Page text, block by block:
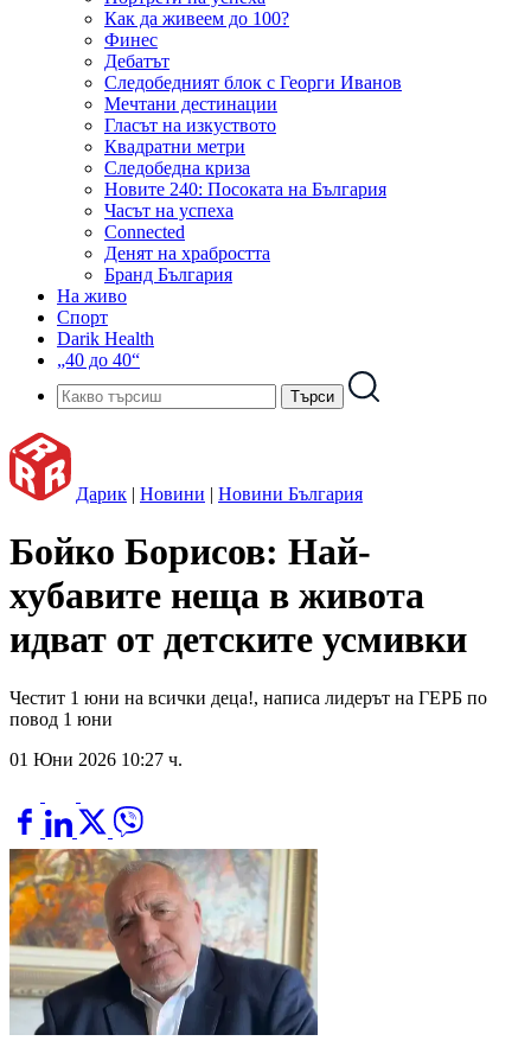
Как да живеем до 100?
Финес
Дебатът
Следобедният блок с Георги Иванов
Мечтани дестинации
Гласът на изкуството
Квадратни метри
Следобедна криза
Новите 240: Посоката на България
Часът на успеха
Connected
Денят на храбростта
Бранд България
На живо
Спорт
Darik Health
„40 до 40“
Дарик | Новини | Новини България
Бойко Борисов: Най-
хубавите неща в живота
идват от детските усмивки
Честит 1 юни на всички деца!, написа лидерът на ГЕРБ по
повод 1 юни
01 Юни 2026 10:27 ч.